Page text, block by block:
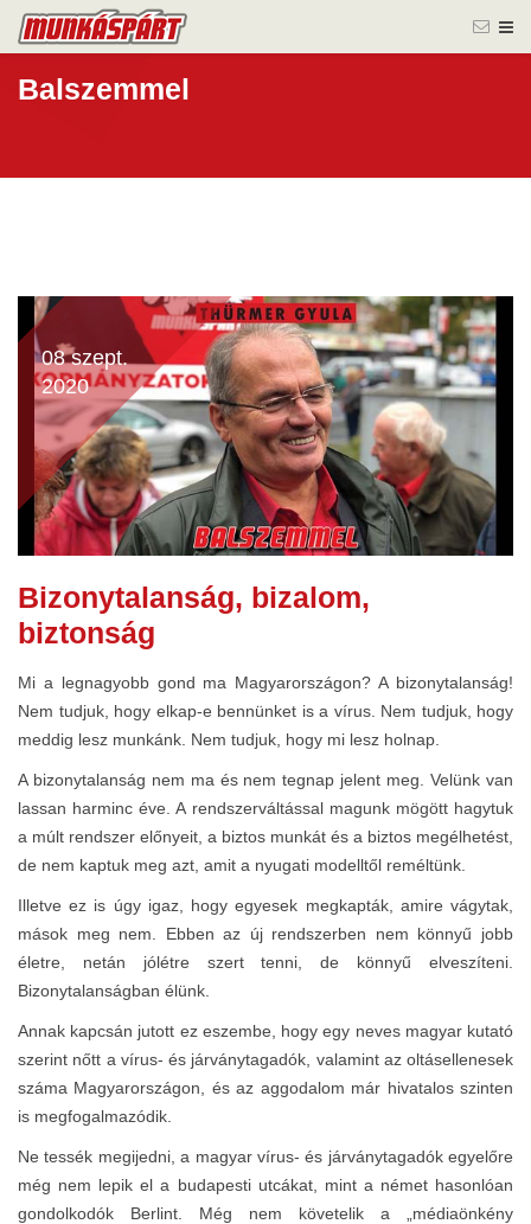
Balszemmel
08 szept.
2020
Bizonytalanság, bizalom,
biztonság
Mi a legnagyobb gond ma Magyarországon? A bizonytalanság!
Nem tudjuk, hogy elkap-e bennünket is a vírus. Nem tudjuk, hogy
meddig lesz munkánk. Nem tudjuk, hogy mi lesz holnap.
A bizonytalanság nem ma és nem tegnap jelent meg. Velünk van
lassan harminc éve. A rendszerváltással magunk mögött hagytuk
a múlt rendszer előnyeit, a biztos munkát és a biztos megélhetést,
de nem kaptuk meg azt, amit a nyugati modelltől reméltünk.
Illetve ez is úgy igaz, hogy egyesek megkapták, amire vágytak,
mások meg nem. Ebben az új rendszerben nem könnyű jobb
életre, netán jólétre szert tenni, de könnyű elveszíteni.
Bizonytalanságban élünk.
Annak kapcsán jutott ez eszembe, hogy egy neves magyar kutató
szerint nőtt a vírus- és járványtagadók, valamint az oltásellenesek
száma Magyarországon, és az aggodalom már hivatalos szinten
is megfogalmazódik.
Ne tessék megijedni, a magyar vírus- és járványtagadók egyelőre
még nem lepik el a budapesti utcákat, mint a német hasonlóan
gondolkodók Berlint. Még nem követelik a „médiaönkény